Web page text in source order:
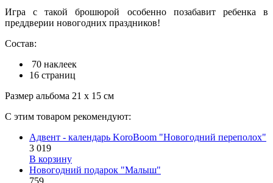
Игра с такой брошюрой особенно позабавит ребенка в
преддверии новогодних праздников!
Состав:
70 наклеек
16 страниц
Размер альбома 21 х 15 см
С этим товаром рекомендуют:
Адвент - календарь KoroBoom "Новогодний переполох"
3 019
В корзину
Новогодний подарок "Малыш"
759